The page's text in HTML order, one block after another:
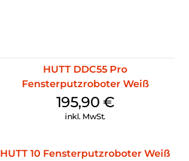
HUTT DDC55 Pro
Fensterputzroboter Weiß
195,90 €
inkl. MwSt.
HUTT 10 Fensterputzroboter Weiß